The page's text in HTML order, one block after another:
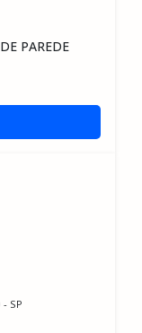
PAREDE
- SP